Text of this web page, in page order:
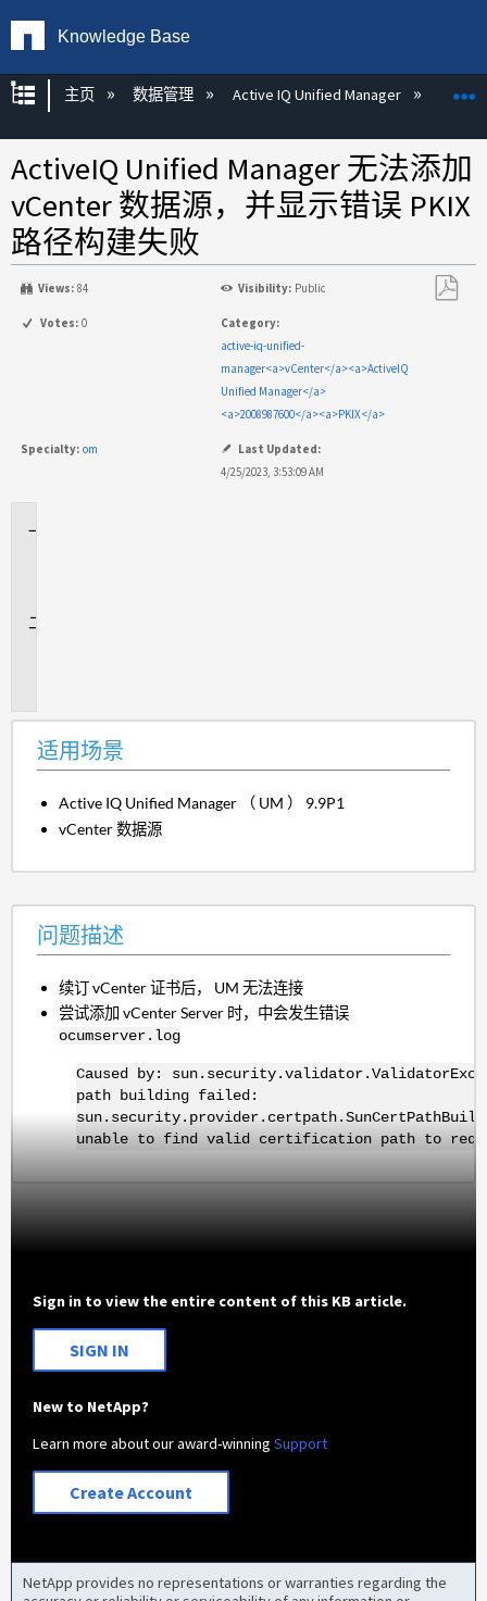
Knowledge Base
扩展/隐缩全局层次
主页 数据管理 Active IQ Unified Manager
ActiveIQ Unified Manager 无法添加
vCenter 数据源，并显示错误 PKIX
路径构建失败
Views: 84 Visibility: Public
Votes: 0
Category:
active-iq-unified-
manager<a>vCenter</a><a>ActiveIQ
Unified Manager</a>
<a>2008987600</a><a>PKIX</a>
Specialty: om
Last Updated:
4/25/2023, 3:53:09 AM
适用场景
Active IQ Unified Manager （ UM ） 9.9P1
vCenter 数据源
问题描述
续订 vCenter 证书后， UM 无法连接
尝试添加 vCenter Server 时，中会发生错误
ocumserver.log
Caused by:
path building failed:
unable to find valid certification path to
Sign in to view the entire content of this KB article.
SIGN IN
New to NetApp?
Learn more about our award-winningSupport
Create Account
NetApp provides no representations or warranties regarding the